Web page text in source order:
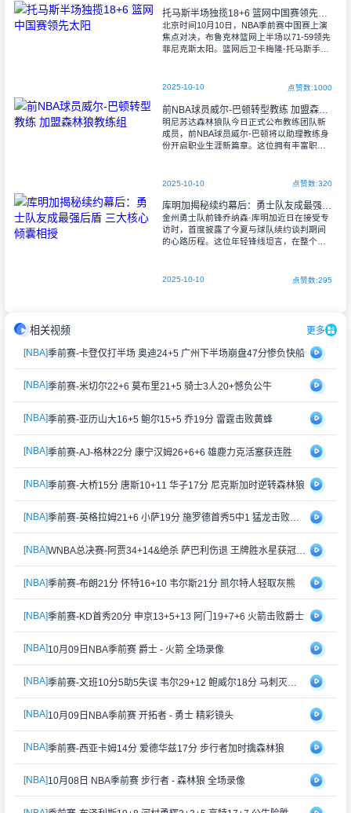
托马斯半场独揽18+6 篮网中国赛领先太阳
北京时间10月10日，NBA季前赛中国赛上演
焦点对决，布鲁克林篮网上半场以71-59领先
菲尼克斯太阳。篮网后卫卡梅隆-托马斯手感
2025-10-10 点赞数:1000
前NBA球员威尔-巴顿转型教练 加盟森林狼教练组
明尼苏达森林狼队今日正式公布教练团队新
成员，前NBA球员威尔-巴顿将以助理教练身
份开启职业生涯新篇章。这位拥有丰富职业
2025-10-10 点赞数:320
库明加揭秘续约幕后：勇士队友成最强后盾 三大核心倾囊相授
金州勇士队前锋乔纳森·库明加近日在接受专
访时，首度披露了今夏与球队续约谈判期间
的心路历程。这位年轻锋线坦言，在整个谈
2025-10-10 点赞数:295
相关视频
更多
[NBA]季前赛-卡登仅打半场 奥迪24+5 广州下半场崩盘47分惨负快船
[NBA]季前赛-米切尔22+6 莫布里21+5 骑士3人20+憾负公牛
[NBA]季前赛-亚历山大16+5 鲍尔15+5 乔19分 雷霆击败黄蜂
[NBA]季前赛-AJ-格林22分 康宁汉姆26+6+6 雄鹿力克活塞获连胜
[NBA]季前赛-大桥15分 唐斯10+11 华子17分 尼克斯加时逆转森林狼
[NBA] 季前赛-英格拉姆21+6 小萨19分 施罗德首秀5中1 猛龙击败国王
[NBA] WNBA总决赛-阿贾34+14&绝杀 萨巴利伤退 王牌胜水星获冠军点
[NBA]季前赛-布朗21分 怀特16+10 韦尔斯21分 凯尔特人轻取灰熊
[NBA]季前赛-KD首秀20分 申京13+5+13 阿门19+7+6 火箭击败爵士
[NBA]10月09日NBA季前赛 爵士 - 火箭 全场录像
[NBA] 季前赛-文班10分5助5失误 韦尔29+12 鲍威尔18分 马刺灭热火
[NBA]10月09日NBA季前赛 开拓者 - 勇士 精彩镜头
[NBA]季前赛-西亚卡姆14分 爱德华兹17分 步行者加时擒森林狼
[NBA]10月08日 NBA季前赛 步行者 - 森林狼 全场录像